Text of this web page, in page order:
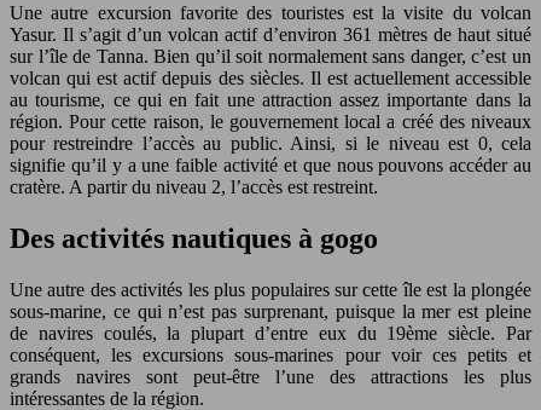
Une autre excursion favorite des touristes est la visite du volcan
Yasur. Il s’agit d’un volcan actif d’environ 361 mètres de haut situé
sur l’île de Tanna. Bien qu’il soit normalement sans danger, c’est un
volcan qui est actif depuis des siècles. Il est actuellement accessible
au tourisme, ce qui en fait une attraction assez importante dans la
région. Pour cette raison, le gouvernement local a créé des niveaux
pour restreindre l’accès au public. Ainsi, si le niveau est 0, cela
signifie qu’il y a une faible activité et que nous pouvons accéder au
cratère. A partir du niveau 2, l’accès est restreint.
Des activités nautiques à gogo
Une autre des activités les plus populaires sur cette île est la plongée
sous-marine, ce qui n’est pas surprenant, puisque la mer est pleine
de navires coulés, la plupart d’entre eux du 19ème siècle. Par
conséquent, les excursions sous-marines pour voir ces petits et
grands navires sont peut-être l’une des attractions les plus
intéressantes de la région.